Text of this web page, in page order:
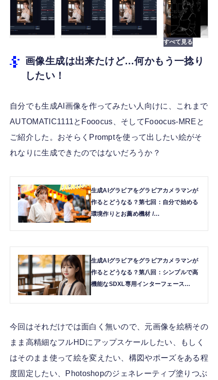
画像生成は出来たけど…何かもう一捻り
したい！
自分でも生成AI画像を作ってみたい人向けに、これまで
AUTOMATIC1111とFooocus、そしてFooocus-MREと
ご紹介した。おそらくPromptを使って出したい絵がそ
れなりに生成できたのではないだろうか？
生成AIグラビアをグラビアカメラマンが
作るとどうなる？第七回：自分で始める
環境作りとお薦め機材 /
生成AIグラビアをグラビアカメラマンが
作るとどうなる？第八回：シンプルで高
機能なSDXL専用インターフェース
今回はそれだけでは面白く無いので、元画像を絵柄その
まま高精細なフルHDにアップスケールしたい、もしく
はそのまま使って絵を変えたい、構図やポーズをある程
度固定したい、Photoshopのジェネレーティブ塗りつぶ